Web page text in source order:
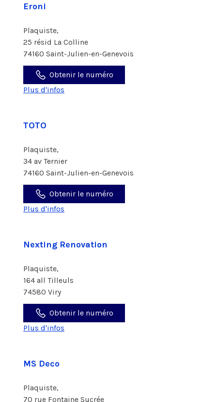
Eroni
Plaquiste,
25 résid La Colline
74160 Saint-Julien-en-Genevois
Obtenir le numéro
Plus d'infos
TOTO
Plaquiste,
34 av Ternier
74160 Saint-Julien-en-Genevois
Obtenir le numéro
Plus d'infos
Nexting Renovation
Plaquiste,
164 all Tilleuls
74580 Viry
Obtenir le numéro
Plus d'infos
MS Deco
Plaquiste,
70 rue Fontaine Sucrée